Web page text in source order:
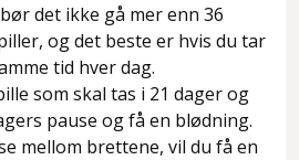
det ikke gå mer enn 36
og det beste er hvis du tar
tid hver dag.
som skal tas i 21 dager og
pause og få en blødning.
mellom brettene, vil du få en